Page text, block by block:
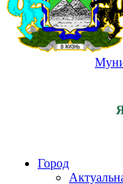
Город